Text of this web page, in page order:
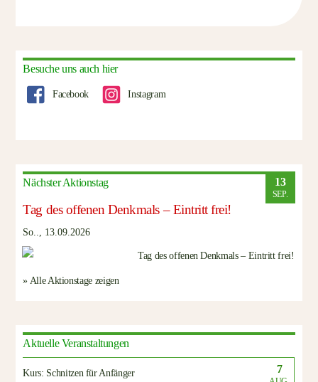
Besuche uns auch hier
Facebook Instagram
Nächster Aktionstag 13
SEP.
Tag des offenen Denkmals – Eintritt frei!
So.., 13.09.2026
» Alle Aktionstage zeigen
Aktuelle Veranstaltungen
Kurs: Schnitzen für Anfänger 7